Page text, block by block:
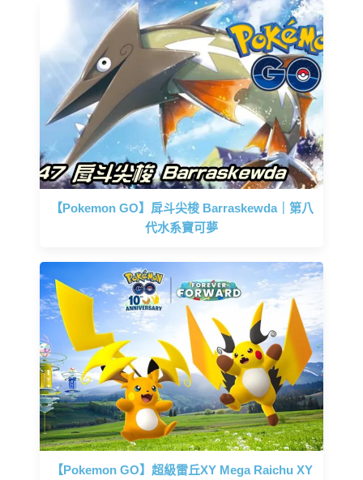
【Pokemon GO】戽斗尖梭 Barraskewda｜第八
代水系寶可夢
【Pokemon GO】超級雷丘XY Mega Raichu XY